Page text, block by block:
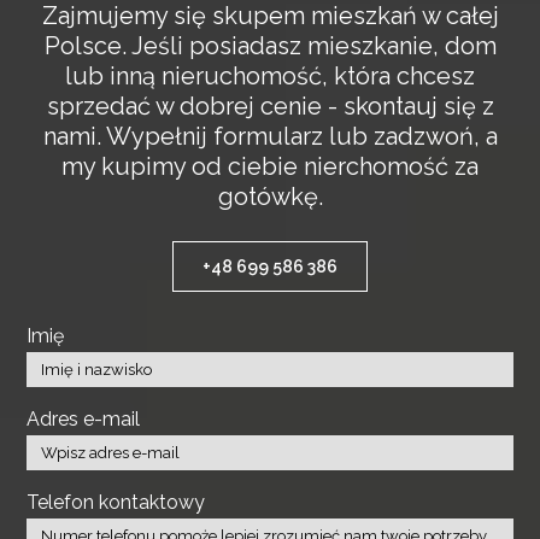
Zajmujemy się skupem mieszkań w całej
Polsce. Jeśli posiadasz mieszkanie, dom
lub inną nieruchomość, która chcesz
sprzedać w dobrej cenie - skontauj się z
nami. Wypełnij formularz lub zadzwoń, a
my kupimy od ciebie nierchomość za
gotówkę.
+48 699 586 386
Imię
Adres e-mail
Telefon kontaktowy